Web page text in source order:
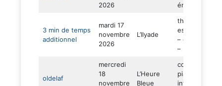
2026
énergie)
3 min de temps
additionnel
mardi 17
novembre
2026
L’Ilyade
théâtre (foot
espoir – amitié
–
– racisme)
oldelaf
mercredi
18
novembre
L’Heure
Bleue
concert (solo
piano –
intimiste –